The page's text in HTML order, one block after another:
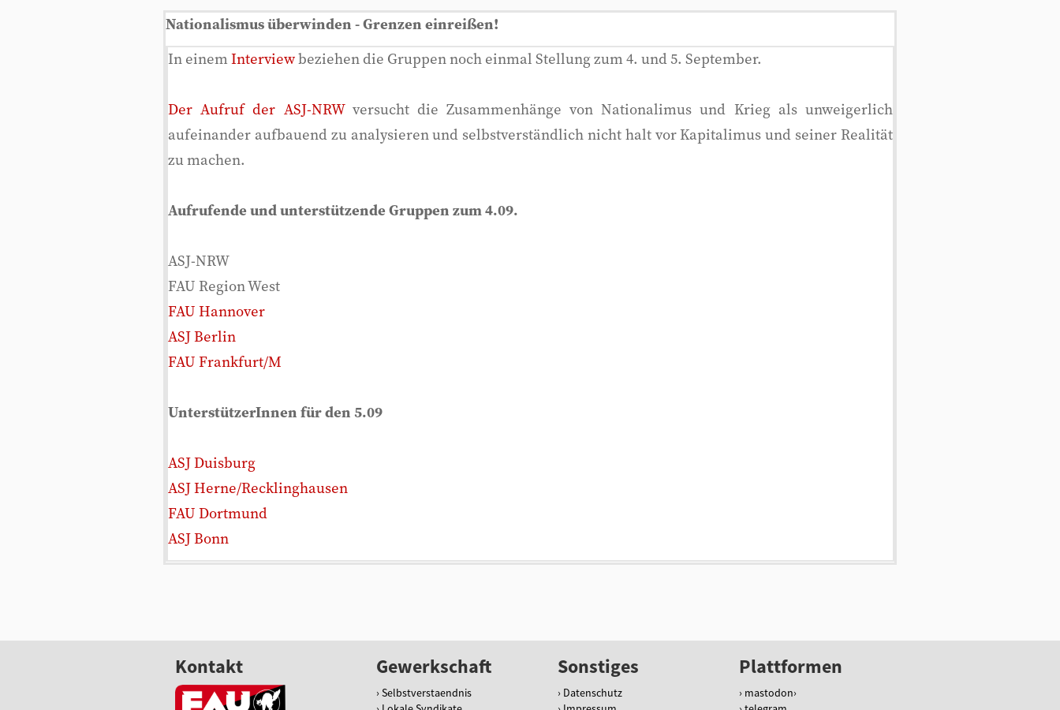
Nationalismus überwinden - Grenzen einreißen!
In einemInterviewbeziehen die Gruppen noch einmal Stellung zum 4. und 5. September.
Der Aufruf der ASJ-NRWversucht die Zusammenhänge von Nationalimus und Krieg als unweigerlich
aufeinander aufbauend zu analysieren und selbstverständlich nicht halt vor Kapitalimus und seiner Realität
zu machen.
Aufrufende und unterstützende Gruppen zum 4.09.
ASJ-NRW
FAU Region West
FAU Hannover
ASJ Berlin
FAU Frankfurt/M
UnterstützerInnen für den 5.09
ASJ Duisburg
ASJ Herne/Recklinghausen
FAU Dortmund
ASJ Bonn
Kontakt Gewerkschaft
Selbstverstaendnis
Sonstiges
Datenschutz
Plattformen
mastodon